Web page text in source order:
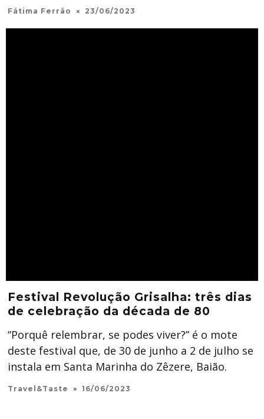
Fátima Ferrão 23/06/2023
Festival Revolução Grisalha: três dias
de celebração da década de 80
“Porquê relembrar, se podes viver?” é o mote
deste festival que, de 30 de junho a 2 de julho se
instala em Santa Marinha do Zêzere, Baião.
Travel&Taste 16/06/2023